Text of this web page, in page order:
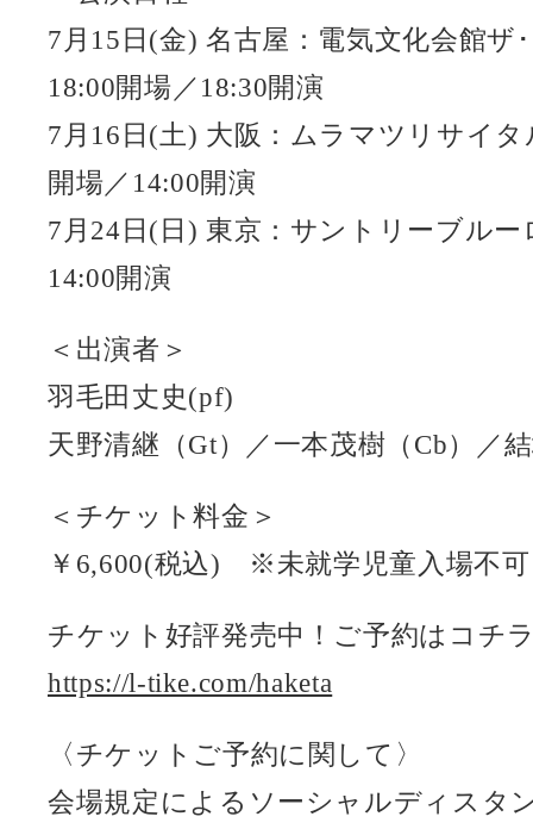
7月15日(金) 名古屋：電気文化会館
18:00開場／18:30開演
7月16日(土) 大阪：ムラマツリサイ
開場／14:00開演
7月24日(日) 東京：サントリーブル
14:00開演
＜出演者＞
羽毛田丈史(pf)
天野清継（Gt）／一本茂樹（Cb）／
＜チケット料金＞
￥6,600(税込) ※未就学児童入場不可
チケット好評発売中！ご予約はコチ
https://l-tike.com/haketa
〈チケットご予約に関して〉
会場規定によるソーシャルディスタ